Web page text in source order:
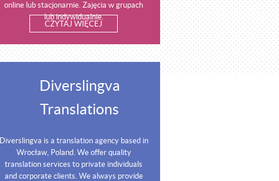
online lub stacjonarnie. Zajęcia w grupach
lub indywidualnie.
CZYTAJ WIĘCEJ
Diverslingva
Translations
Diverslingva is a translation agency based in
Wrocław, Poland. We offer quality
translation services to private individuals
and corporate clients. We always provide